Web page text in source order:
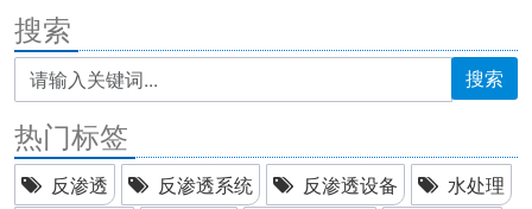
搜索
搜索
热门标签
反渗透 反渗透系统 反渗透设备
水处理